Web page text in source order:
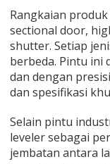
I
d
u
r
i
Rangkaian
sectional door,
shutter. Setiap
berbeda. Pintu ini
dan dengan
dan spesifikasi
Selain pintu
leveler sebagai
jembatan antara